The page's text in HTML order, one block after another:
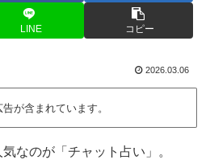
LINE コピー
2026.03.06
が含まれています。
なのが「チャット占い」。